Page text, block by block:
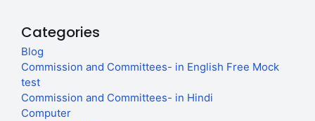
Categories
Blog
Commission and Committees- in English Free Mock
test
Commission and Committees- in Hindi
Computer